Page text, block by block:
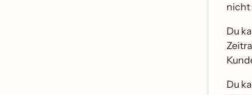
nicht
Du
Du